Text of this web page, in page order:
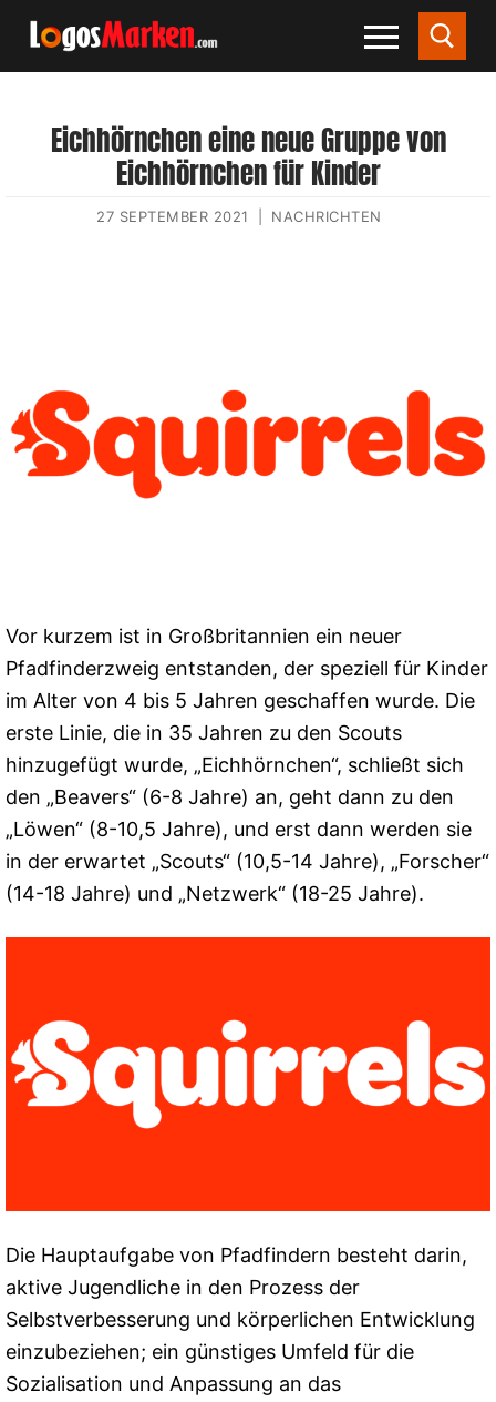
Eichhörnchen eine neue Gruppe von
Eichhörnchen für Kinder
27 SEPTEMBER 2021 NACHRICHTEN
Vor kurzem ist in Großbritannien ein neuer
Pfadfinderzweig entstanden, der speziell für Kinder
im Alter von 4 bis 5 Jahren geschaffen wurde. Die
erste Linie, die in 35 Jahren zu den Scouts
hinzugefügt wurde, „Eichhörnchen“, schließt sich
den „Beavers“ (6-8 Jahre) an, geht dann zu den
„Löwen“ (8-10,5 Jahre), und erst dann werden sie
in der erwartet „Scouts“ (10,5-14 Jahre), „Forscher“
(14-18 Jahre) und „Netzwerk“ (18-25 Jahre).
Die Hauptaufgabe von Pfadfindern besteht darin,
aktive Jugendliche in den Prozess der
Selbstverbesserung und körperlichen Entwicklung
einzubeziehen; ein günstiges Umfeld für die
Sozialisation und Anpassung an das